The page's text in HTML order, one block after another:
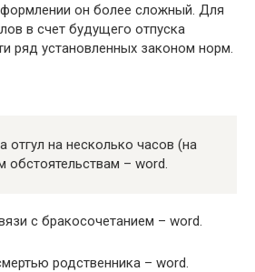
он более сложный. Для
в счет будущего отпуска
ряд установленных законом норм.
отгул на несколько часов (на
– word.
с бракосочетанием – word.
родственника – word.